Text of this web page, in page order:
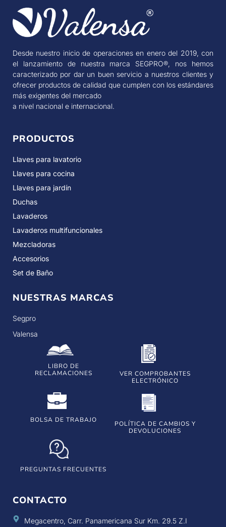
Desde nuestro inicio de operaciones en enero del 2019, con
el lanzamiento de nuestra marca SEGPRO®, nos hemos
caracterizado por dar un buen servicio a nuestros clientes y
ofrecer productos de calidad que cumplen con los estándares
más exigentes del mercado
a nivel nacional e internacional.
PRODUCTOS
Llaves para lavatorio
Llaves para cocina
Llaves para jardín
Duchas
Lavaderos
Lavaderos multifuncionales
Mezcladoras
Accesorios
Set de Baño
NUESTRAS MARCAS
Segpro
Valensa
LIBRO DE
RECLAMACIONES
VER COMPROBANTES
ELECTRÓNICO
BOLSA DE TRABAJO
POLÍTICA DE CAMBIOS Y
DEVOLUCIONES
PREGUNTAS FRECUENTES
CONTACTO
Megacentro, Carr. Panamericana Sur Km. 29.5 Z.I